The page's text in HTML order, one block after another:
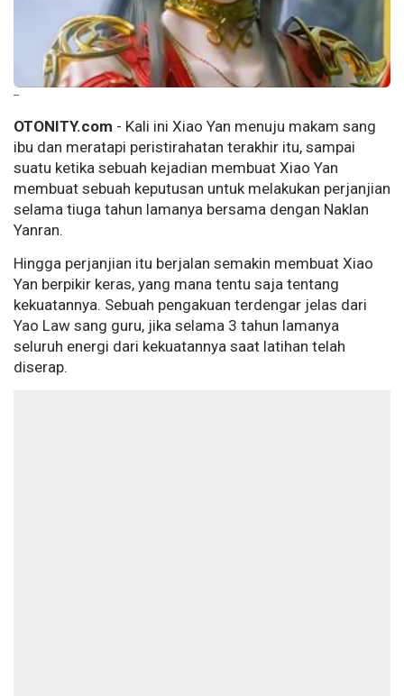
--
OTONITY.com - Kali ini Xiao Yan menuju makam sang
ibu dan meratapi peristirahatan terakhir itu, sampai
suatu ketika sebuah kejadian membuat Xiao Yan
membuat sebuah keputusan untuk melakukan perjanjian
selama tiuga tahun lamanya bersama dengan Naklan
Yanran.
Hingga perjanjian itu berjalan semakin membuat Xiao
Yan berpikir keras, yang mana tentu saja tentang
kekuatannya. Sebuah pengakuan terdengar jelas dari
Yao Law sang guru, jika selama 3 tahun lamanya
seluruh energi dari kekuatannya saat latihan telah
diserap.